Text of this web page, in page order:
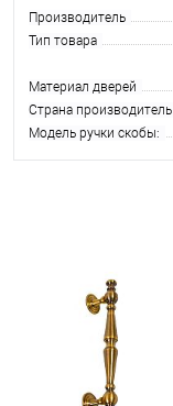
Производитель
Тип товара
Материал дверей
Страна производитель
Модель ручки скобы: